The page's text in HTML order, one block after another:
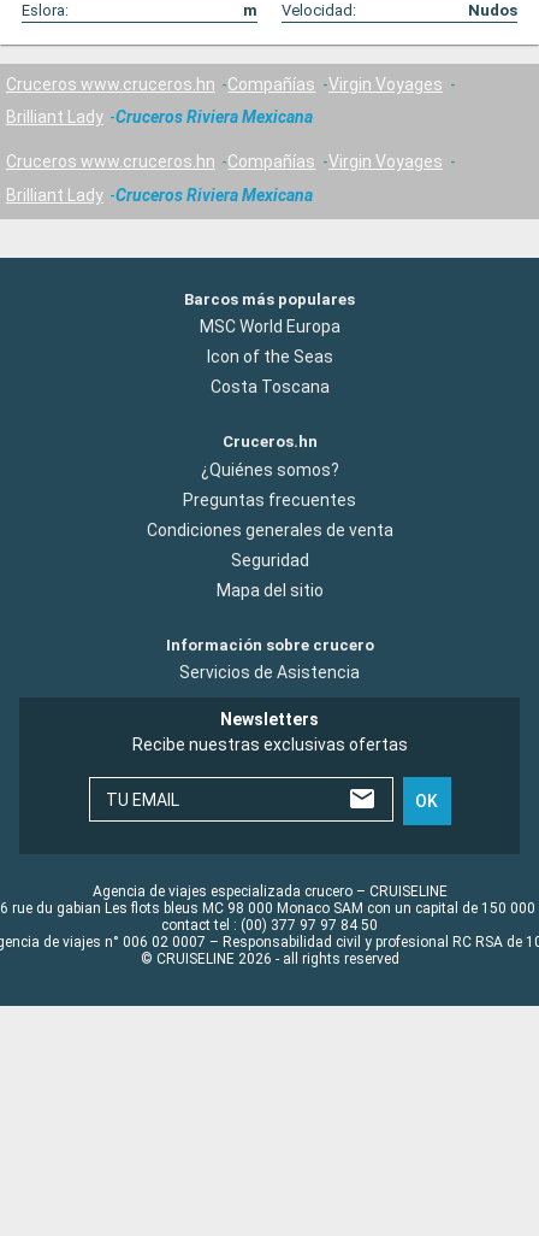
Eslora:
m Velocidad: Nudos
Cruceros www.cruceros.hn Compañías
Virgin Voyages
Brilliant Lady
Cruceros Riviera Mexicana
Cruceros www.cruceros.hn Compañías
Virgin Voyages
Brilliant Lady
Cruceros Riviera Mexicana
Barcos más populares
MSC World Europa
Icon of the Seas
Costa Toscana
Cruceros.hn
¿Quiénes somos?
Preguntas frecuentes
Condiciones generales de venta
Seguridad
Mapa del sitio
Información sobre crucero
Servicios de Asistencia
Newsletters
Recibe nuestras exclusivas ofertas
TU EMAIL OK
Agencia de viajes especializada crucero – CRUISELINE
rue du gabian Les flots bleus MC 98 000 Monaco SAM con un capital de 150 000
contact tel : (00) 377 97 97 84 50
de viajes n° 006 02 0007 – Responsabilidad civil y profesional RC RSA de
© CRUISELINE 2026 - all rights reserved